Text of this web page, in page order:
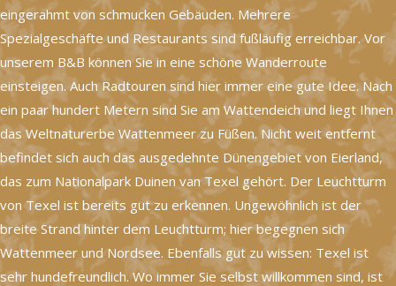
eingerahmt von schmucken Gebäuden. Mehrere
Spezialgeschäfte und Restaurants sind fußläufig erreichbar. Vor
unserem B&B können Sie in eine schöne Wanderroute
einsteigen. Auch Radtouren sind hier immer eine gute Idee. Nach
ein paar hundert Metern sind Sie am Wattendeich und liegt Ihnen
das Weltnaturerbe Wattenmeer zu Füßen. Nicht weit entfernt
befindet sich auch das ausgedehnte Dünengebiet von Eierland,
das zum Nationalpark Duinen van Texel gehört. Der Leuchtturm
von Texel ist bereits gut zu erkennen. Ungewöhnlich ist der
breite Strand hinter dem Leuchtturm; hier begegnen sich
Wattenmeer und Nordsee. Ebenfalls gut zu wissen: Texel ist
sehr hundefreundlich. Wo immer Sie selbst willkommen sind, ist